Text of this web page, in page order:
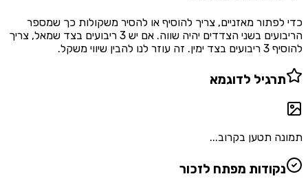
כדי לפתור מאזניים, צריך להוסיף או להסיר משקולות כך שמספר
הריבועים בשני הצדדים יהיה שווה. אם יש 3 ריבועים בצד שמאל, צריך
להוסיף 3 ריבועים בצד ימין. זה עוזר לנו להבין שיווי משקל.
תרגיל לדוגמא
תמונה תטען בקרוב...
נקודות מפתח לזכור